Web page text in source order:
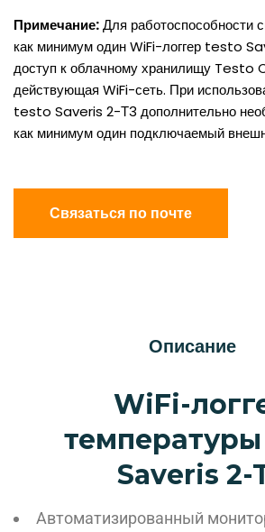
Примечание:Для работоспособности
как минимум один WiFi-логгер testo
доступ к облачному хранилищу Testo
действующая WiFi-сеть. При
testo Saveris 2-Т3 дополнительно
как минимум один подключаемый
Связаться по почте
Описание
WiFi-
Saveris 2-
Автоматизированный